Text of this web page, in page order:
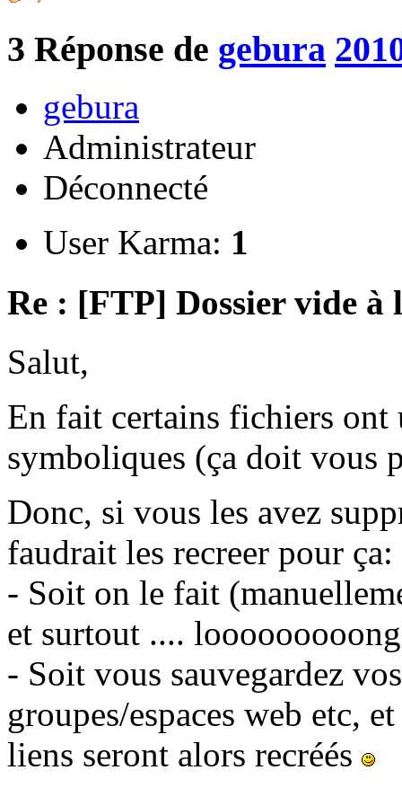
3 Réponse de gebura
gebura
Administrateur
Déconnecté
User Karma: 1
Re : [FTP] Dossier vide à
Salut,
En fait certains fichiers ont
symboliques (ça doit
Donc, si vous les avez
faudrait les recreer pour ça:
- Soit on le fait
et surtout ....
- Soit vous sauvegardez
groupes/espaces web etc,
liens seront alors recréés